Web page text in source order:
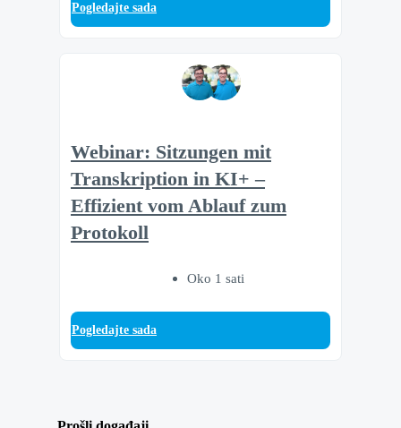
Pogledajte sada
Webinar: Sitzungen mit
Transkription in KI+ –
Effizient vom Ablauf zum
Protokoll
Oko 1 sati
Pogledajte sada